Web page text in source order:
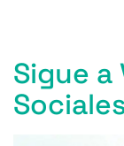
Sigue a